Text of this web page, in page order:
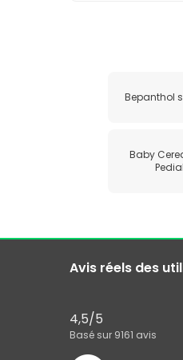
Bepanthol
Baby
Avis réels des
4,5/5
Basé sur 9161 avis